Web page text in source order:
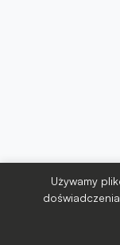
Używamy